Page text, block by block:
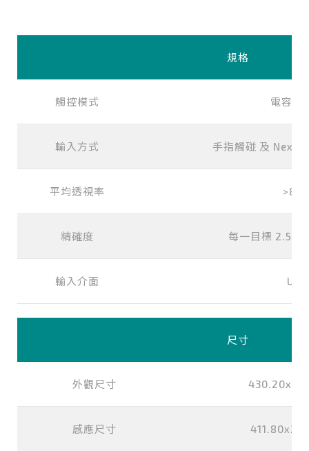
規格
觸控模式 電容式
輸入方式 手指觸碰 及
平均透視率
精確度 每一目標
輸入介面 USB
尺寸
外觀尺寸
感應尺寸